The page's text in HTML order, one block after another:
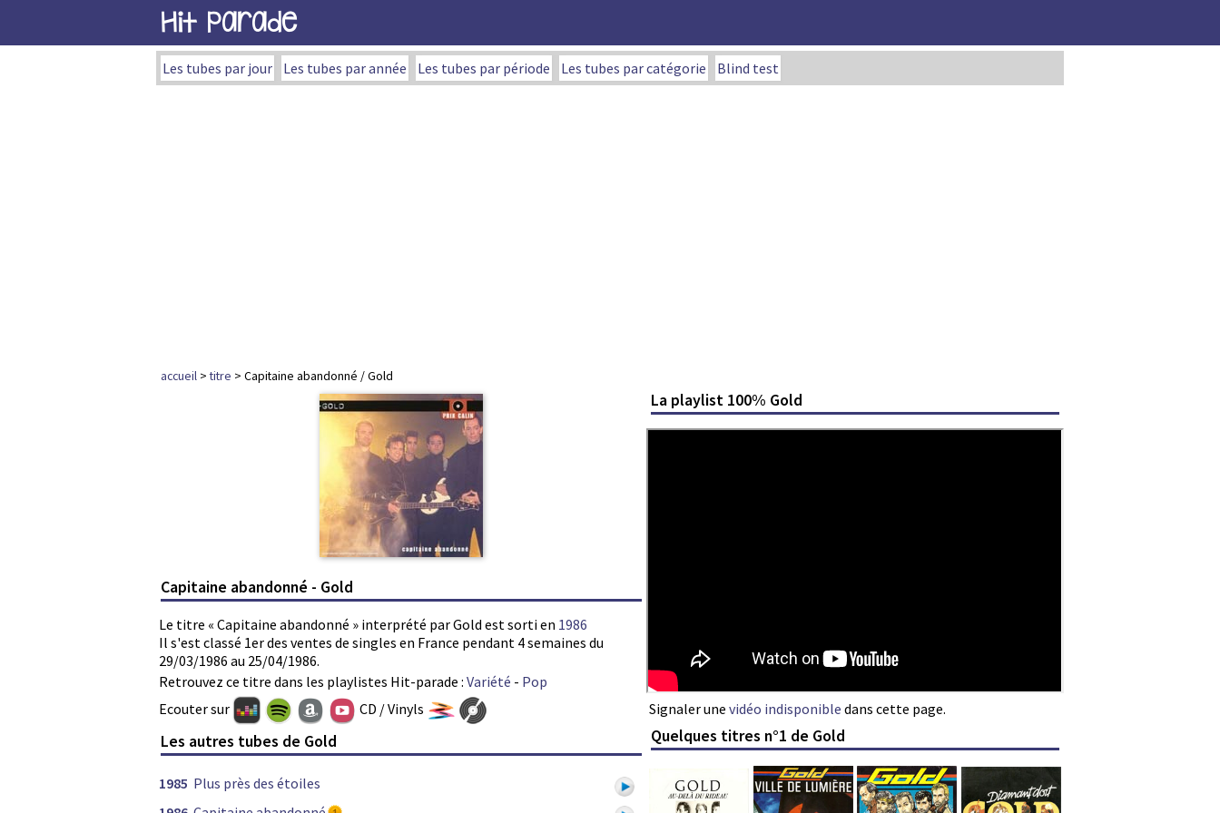
Hit Parade
Les tubes par jour Les tubes par année Les tubes par période Les tubes par catégorie Blind test
accueil >titre > Capitaine abandonné / Gold
Capitaine abandonné - Gold
Le titre « Capitaine abandonné » interprété par Gold est sorti en 1986
Il s'est classé 1er des ventes de singles en France pendant 4 semaines du
29/03/1986 au 25/04/1986.
Retrouvez ce titre dans les playlistes Hit-parade : Variété - Pop
La playlist 100% Gold
Signaler une vidéo indisponible dans cette page.
Ecouter sur CD / Vinyls
Les autres tubes de Gold
1985 Plus près des étoiles
Quelques titres n°1 de Gold